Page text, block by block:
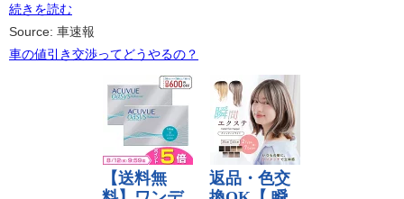
続きを読む
Source: 車速報
車の値引き交渉ってどうやるの？